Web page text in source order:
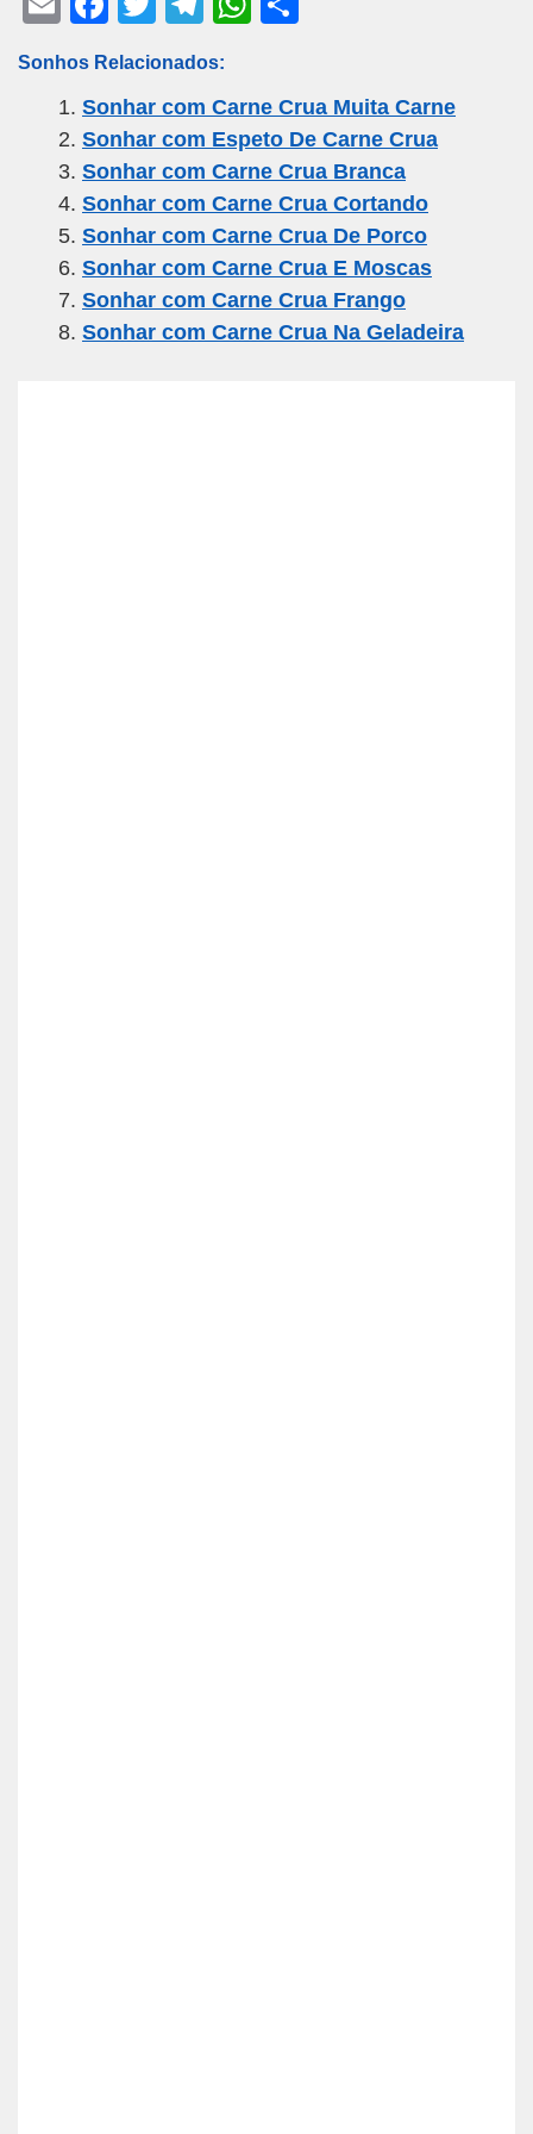
ail
a
c
e
b
o
o
k
tt
er
e
gr
a
m
s
A
p
p
e
Sonhos Relacionados:
Sonhar com Carne Crua Muita Carne
Sonhar com Espeto De Carne Crua
Sonhar com Carne Crua Branca
Sonhar com Carne Crua Cortando
Sonhar com Carne Crua De Porco
Sonhar com Carne Crua E Moscas
Sonhar com Carne Crua Frango
Sonhar com Carne Crua Na Geladeira